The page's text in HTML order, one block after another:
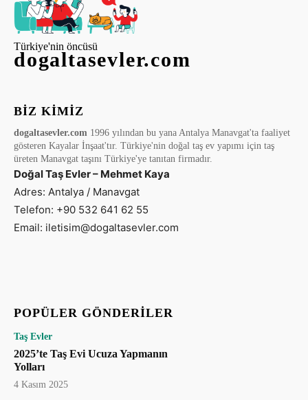
Türkiye'nin öncüsü
dogaltasevler.com
BIZ KIMIZ
dogaltasevler.com 1996 yılından bu yana Antalya Manavgat'ta faaliyet
gösteren Kayalar İnşaat'tır. Türkiye'nin doğal taş ev yapımı için taş
üreten Manavgat taşını Türkiye'ye tanıtan firmadır.
Doğal Taş Evler – Mehmet Kaya
Adres: Antalya / Manavgat
Telefon: +90 532 641 62 55
Email: iletisim@dogaltasevler.com
POPÜLER GÖNDERILER
Taş Evler
2025’te Taş Evi Ucuza Yapmanın
Yolları
4 Kasım 2025